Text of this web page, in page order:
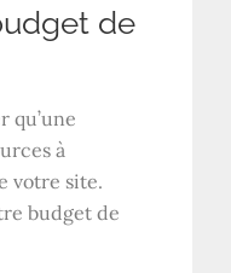
de
qu’une
à
votre site.
budget de